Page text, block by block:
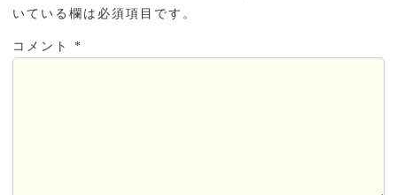
いている欄は必須項目です。
コメント *